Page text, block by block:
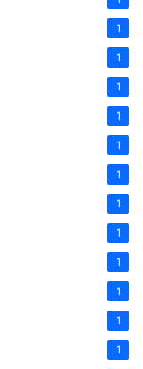
1
1
1
1
1
1
1
1
1
1
1
1